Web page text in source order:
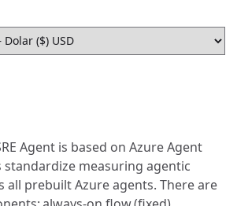
Agent is based on Azure Agent
standardize measuring agentic
all prebuilt Azure agents. There are